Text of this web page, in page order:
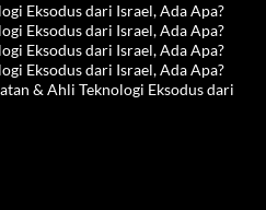
Eksodus dari Israel, Ada Apa?
Eksodus dari Israel, Ada Apa?
Eksodus dari Israel, Ada Apa?
Eksodus dari Israel, Ada Apa?
& Ahli Teknologi Eksodus dari